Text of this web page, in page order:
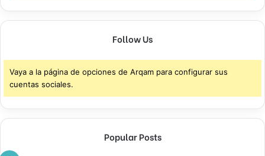
Follow Us
Vaya a la página de opciones de Arqam para configurar sus
cuentas sociales.
Popular Posts